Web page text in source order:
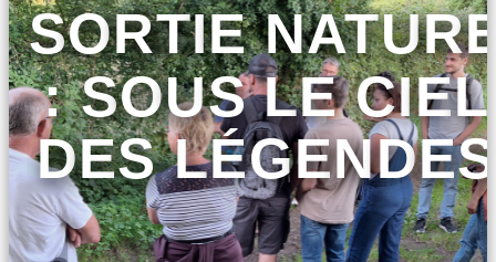
SORTIE
: SOUS LE CIEL
DES LÉGENDES